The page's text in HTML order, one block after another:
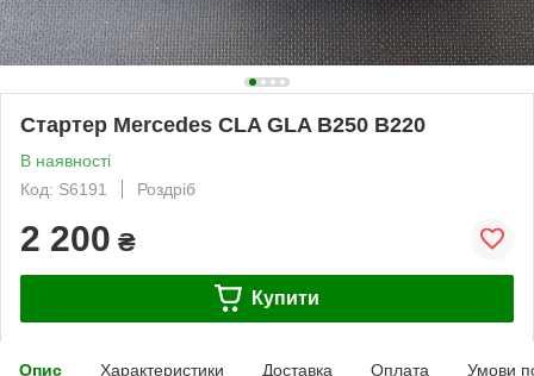
Стартер Mercedes CLA GLA B250 B220
В наявності
Код: S6191
Роздріб
2 200 ₴
Купити
Опис Характеристики Доставка Оплата Умови